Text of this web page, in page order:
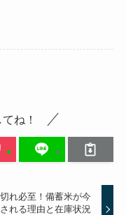
ね！
れ必至！備蓄米が今
れる理由と在庫状況